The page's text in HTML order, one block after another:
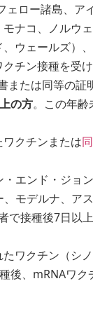
ェロー諸島、ア
ナコ、ノルウ
ウェールズ）
チン接種を受
たは同等の証
の方。この年
クチンまたは
エンド・ジョ
モデルナ、ア
で接種後7日以
ワクチン（シ
後、mRNAワ